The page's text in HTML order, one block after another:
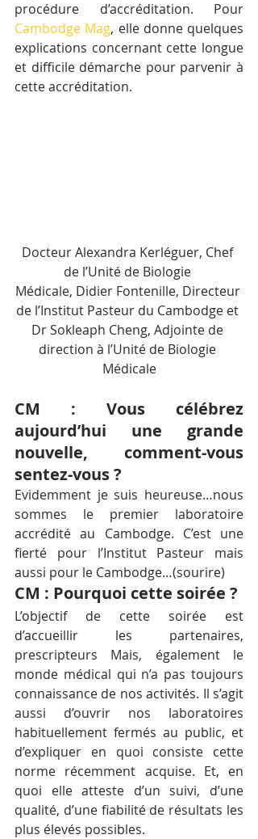
Cambodge Mag, elle donne quelques
explications concernant cette longue
et difficile démarche pour parvenir à
cette accréditation.
Docteur Alexandra Kerléguer, Chef
de l’Unité de Biologie
Médicale, Didier Fontenille, Directeur
de l’Institut Pasteur du Cambodge et
Dr Sokleaph Cheng, Adjointe de
direction à l’Unité de Biologie
Médicale
CM : Vous célébrez
aujourd’hui une grande
nouvelle, comment-vous
sentez-vous ?
Evidemment je suis heureuse…nous
sommes le premier laboratoire
accrédité au Cambodge. C’est une
fierté pour l’Institut Pasteur mais
aussi pour le Cambodge…(sourire)
CM : Pourquoi cette soirée ?
L’objectif de cette soirée est
d’accueillir les partenaires,
prescripteurs Mais, également le
monde médical qui n’a pas toujours
connaissance de nos activités. Il s’agit
aussi d’ouvrir nos laboratoires
habituellement fermés au public, et
d’expliquer en quoi consiste cette
norme récemment acquise. Et, en
quoi elle atteste d’un suivi, d’une
qualité, d’une fiabilité de résultats les
plus élevés possibles.